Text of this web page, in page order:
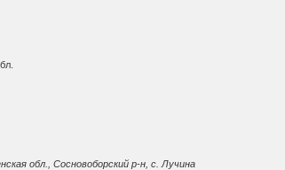
обл., Сосновоборский р-н, с. Лучина